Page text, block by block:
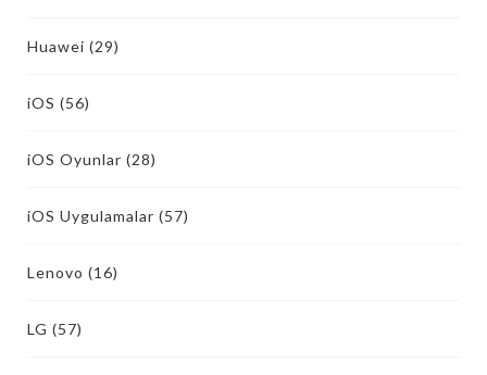
Huawei (29)
iOS (56)
iOS Oyunlar (28)
iOS Uygulamalar (57)
Lenovo (16)
LG (57)